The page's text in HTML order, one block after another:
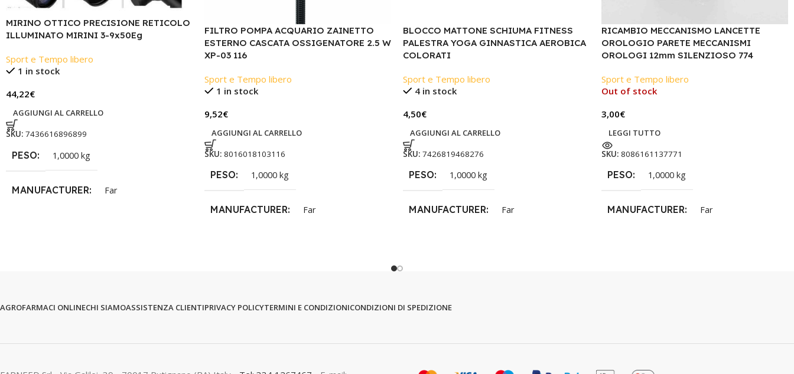
MIRINO OTTICO PRECISIONE RETICOLO
ILLUMINATO MIRINI 3-9x50Eg
Sport e Tempo libero
1 in stock
44,22€
AGGIUNGI AL CARRELLO
SKU: 7436616896899
PESO 1,0000 kg
MANUFACTURER Far
FILTRO POMPA ACQUARIO ZAINETTO
ESTERNO CASCATA OSSIGENATORE 2.5 W
XP-03 116
Sport e Tempo libero
1 in stock
9,52€
AGGIUNGI AL CARRELLO
SKU: 8016018103116
PESO 1,0000 kg
MANUFACTURER Far
BLOCCO MATTONE SCHIUMA FITNESS
PALESTRA YOGA GINNASTICA AEROBICA
COLORATI
Sport e Tempo libero
4 in stock
4,50€
AGGIUNGI AL CARRELLO
SKU: 7426819468276
PESO 1,0000 kg
MANUFACTURER Far
RICAMBIO MECCANISMO LANCETTE
OROLOGIO PARETE MECCANISMI
OROLOGI 12mm SILENZIOSO 774
Sport e Tempo libero
Out of stock
3,00€
LEGGI TUTTO
SKU: 8086161137771
PESO 1,0000 kg
MANUFACTURER Far
AGROFARMACI ONLINECHI SIAMOASSISTENZA CLIENTIPRIVACY POLICYTERMINI E CONDIZIONICONDIZIONI DI SPEDIZIONE